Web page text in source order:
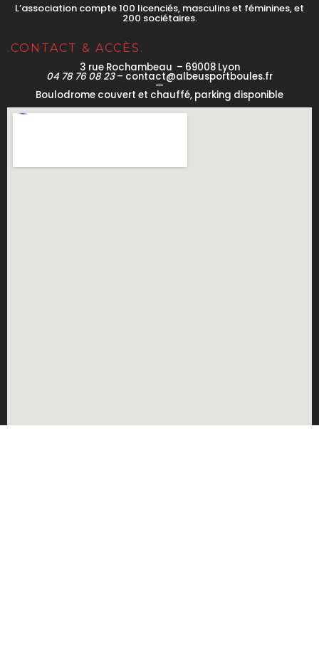
L’association compte 100 licenciés, masculins et féminines, et
200 sociétaires.
.CONTACT & ACCÈS.
3 rue Rochambeau – 69008 Lyon
04 78 76 08 23– contact@albeusportboules.fr
—
Boulodrome couvert et chauffé, parking disponible